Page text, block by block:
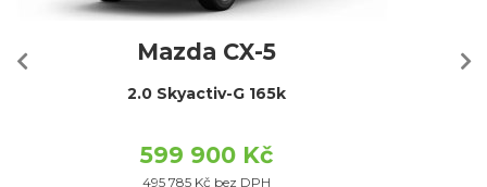
Mazda CX-5
2.0 Skyactiv-G 165k
599 900 Kč
495 785 Kč bez DPH